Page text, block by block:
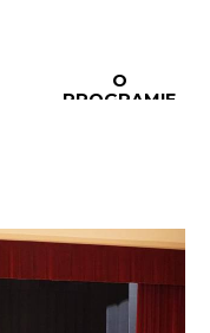
O
PROGRAMIE